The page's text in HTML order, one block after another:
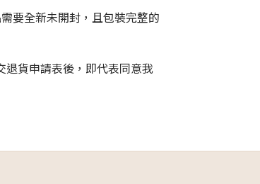
需要全新未開封，且包裝完整的
退貨申請表後，即代表同意我